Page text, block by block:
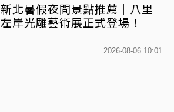
新北暑假夜間景點推薦｜八里
左岸光雕藝術展正式登場！
2026-08-06 10:01